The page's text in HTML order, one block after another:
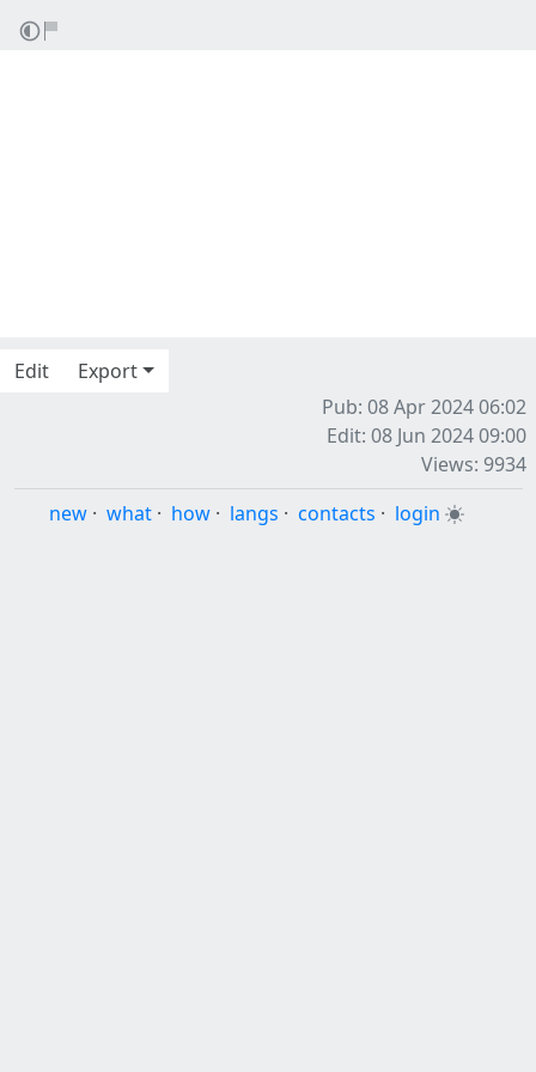
Edit
Export
Pub: 08 Apr 2024 06:02
Edit: 08 Jun 2024 09:00
Views: 9934
new · what · how · langs · contacts · login